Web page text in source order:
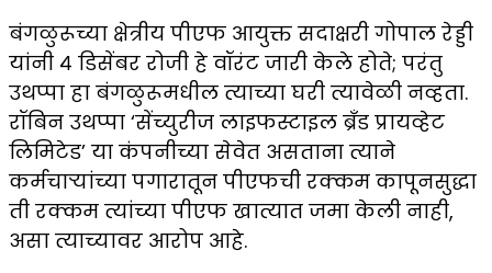
बंगळुरूच्या क्षेत्रीय पीएफ आयुक्त सदाक्षरी गोपाल रेड्डी
यांनी ४ डिसेंबर रोजी हे वॉरंट जारी केले होते; परंतु
उथप्पा हा बंगळुरूमधील त्याच्या घरी त्यावेळी नव्हता.
रॉबिन उथप्पा ‘सेंच्युरीज लाइफस्टाइल ब्रँड प्रायव्हेट
लिमिटेड’ या कंपनीच्या सेवेत असताना त्याने
कर्मचाऱ्यांच्या पगारातून पीएफची रक्कम कापूनसुद्धा
ती रक्कम त्यांच्या पीएफ खात्यात जमा केली नाही,
असा त्याच्यावर आरोप आहे.